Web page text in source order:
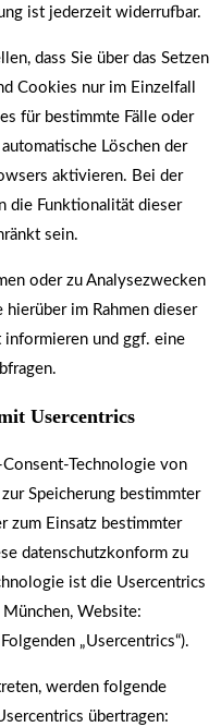
ist jederzeit widerrufbar.
dass Sie über das Setzen
Cookies nur im Einzelfall
für bestimmte Fälle oder
Löschen der
aktivieren. Bei der
die Funktionalität dieser
sein.
oder zu Analysezwecken
im Rahmen dieser
informieren und ggf. eine
Usercentrics
Technologie von
Speicherung bestimmter
zum Einsatz bestimmter
datenschutzkonform zu
ist die Usercentrics
Website:
„Usercentrics“).
werden folgende
übertragen: